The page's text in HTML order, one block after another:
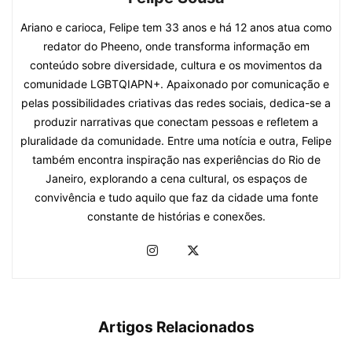
Ariano e carioca, Felipe tem 33 anos e há 12 anos atua como
redator do Pheeno, onde transforma informação em
conteúdo sobre diversidade, cultura e os movimentos da
comunidade LGBTQIAPN+. Apaixonado por comunicação e
pelas possibilidades criativas das redes sociais, dedica-se a
produzir narrativas que conectam pessoas e refletem a
pluralidade da comunidade. Entre uma notícia e outra, Felipe
também encontra inspiração nas experiências do Rio de
Janeiro, explorando a cena cultural, os espaços de
convivência e tudo aquilo que faz da cidade uma fonte
constante de histórias e conexões.
Artigos Relacionados